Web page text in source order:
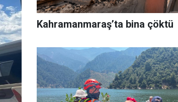
Kahramanmaraş’ta bina çöktü